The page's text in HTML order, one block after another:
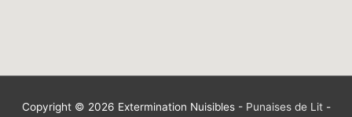
Copyright © 2026 Extermination Nuisibles- Punaises de Lit-